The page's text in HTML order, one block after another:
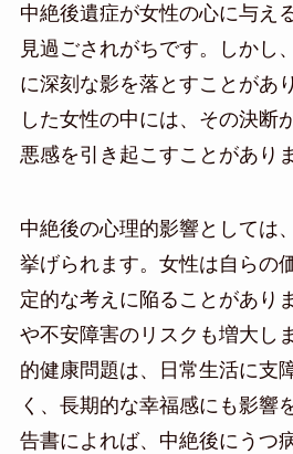
中絶後遺症が女性の心に与え
見過ごされがちです。しかし
に深刻な影を落とすことがあ
した女性の中には、その決断
悪感を引き起こすことがあり
中絶後の心理的影響としては
挙げられます。女性は自らの
定的な考えに陥ることがあり
や不安障害のリスクも増大し
的健康問題は、日常生活に支
く、長期的な幸福感にも影響
告書によれば、中絶後にうつ